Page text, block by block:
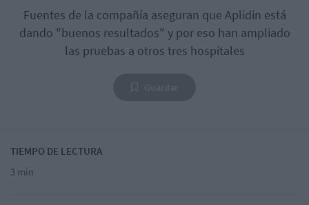
Fuentes de la compañía aseguran que Aplidin está
dando "buenos resultados" y por eso han ampliado
las pruebas a otros tres hospitales
TIEMPO DE LECTURA
3 min